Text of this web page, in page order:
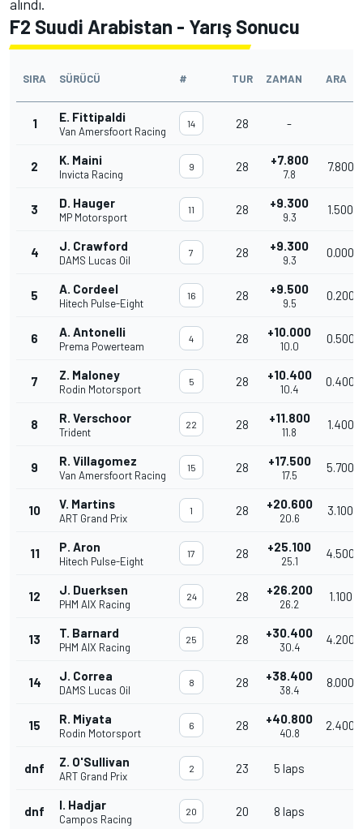
alındı.
F2 Suudi Arabistan - Yarış Sonucu
SIRA SÜRÜCÜ # TUR ZAMAN ARA
1 E. Fittipaldi
Van Amersfoort Racing
14 28 -
2 K. Maini
Invicta Racing
9 28 +7.800
7.8
7.800
3 D. Hauger
MP Motorsport
11 28 +9.300
9.3
1.500
4 J. Crawford
DAMS Lucas Oil
7 28 +9.300
9.3
0.000
5 A. Cordeel
Hitech Pulse-Eight
16 28 +9.500
9.5
0.200
6 A. Antonelli
Prema Powerteam
4 28 +10.000
10.0
0.500
7 Z. Maloney
Rodin Motorsport
5 28 +10.400
10.4
0.400
8 R. Verschoor
Trident
22 28 +11.800
11.8
1.400
9 R. Villagomez
Van Amersfoort Racing
15 28 +17.500
17.5
5.700
10 V. Martins
ART Grand Prix
1 28 +20.600
20.6
3.100
11 P. Aron
Hitech Pulse-Eight
17 28 +25.100
25.1
4.500
12 J. Duerksen
PHM AIX Racing
24 28 +26.200
26.2
1.100
13 T. Barnard
PHM AIX Racing
25 28 +30.400
30.4
4.200
14 J. Correa
DAMS Lucas Oil
8 28 +38.400
38.4
8.000
15 R. Miyata
Rodin Motorsport
6 28 +40.800
40.8
2.400
dnf Z. O'Sullivan
ART Grand Prix
2 23 5 laps
dnf I. Hadjar
Campos Racing
20 20 8 laps